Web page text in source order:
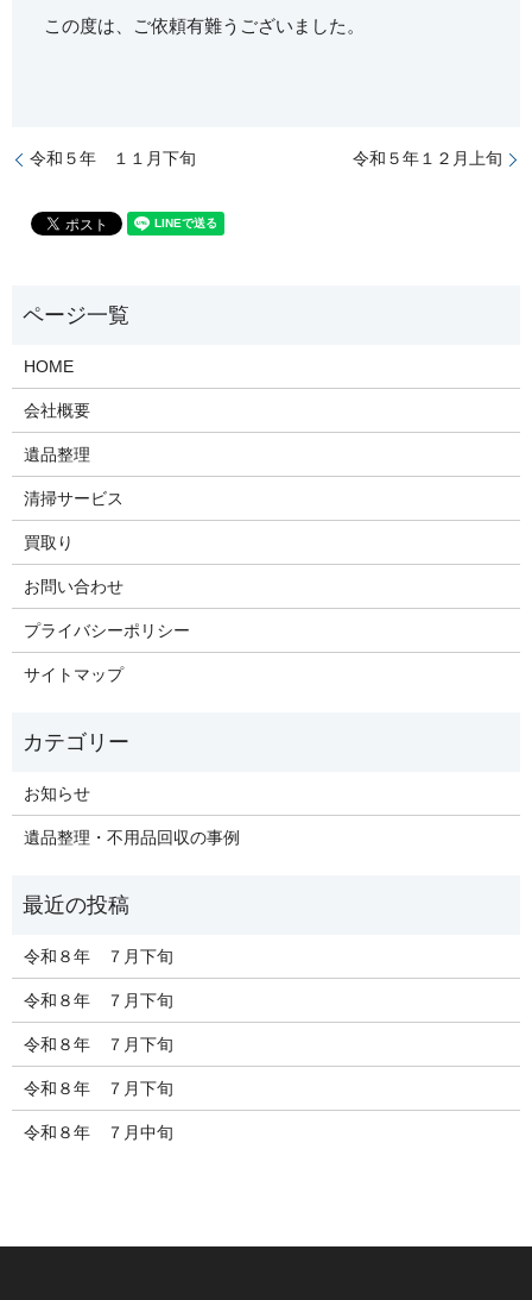
この度は、ご依頼有難うございました。
令和５年 １１月下旬 令和５年１２月上旬
HOME
会社概要
遺品整理
清掃サービス
買取り
お問い合わせ
プライバシーポリシー
サイトマップ
お知らせ
遺品整理・不用品回収の事例
令和８年 ７月下旬
令和８年 ７月下旬
令和８年 ７月下旬
令和８年 ７月下旬
令和８年 ７月中旬